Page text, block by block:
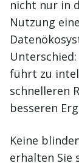
nicht nur in
Nutzung
führt zu
schnelleren
besseren
Keine
erhalten Sie